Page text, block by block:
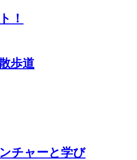
！
歩道
チャーと学び